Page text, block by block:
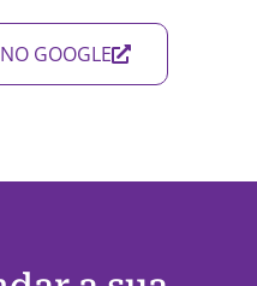
GOOGLE